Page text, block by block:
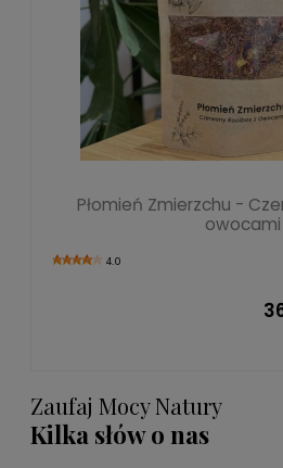
Płomień Zmierzchu -
owocami
4.0
Zaufaj Mocy Natury
Kilka słów o nas